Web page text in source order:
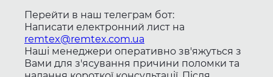
Перейти в наш телеграм бот:
Написати електронний лист на
remtex@remtex.com.ua
Наші менеджери оперативно зв'яжуться з
Вами для з'ясування причини поломки та